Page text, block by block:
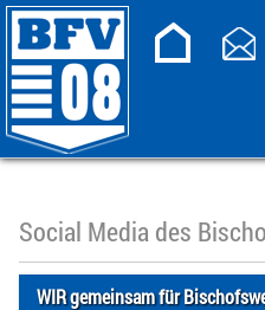
Social Media des
WIR gemeinsam für